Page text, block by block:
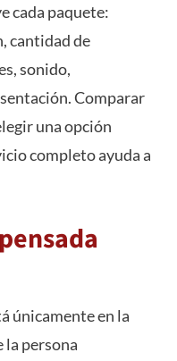
cada paquete:
cantidad de
sonido,
Comparar
una opción
completo ayuda a
únicamente en la
la persona